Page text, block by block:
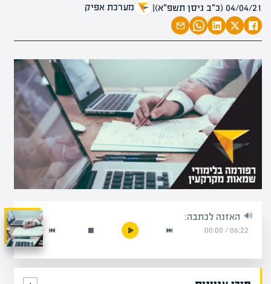
04/04/21 (כ״ב ניסן תשפ״א) | מערכת אפיק
האזנה לכתבה:
06:22
/
00:00